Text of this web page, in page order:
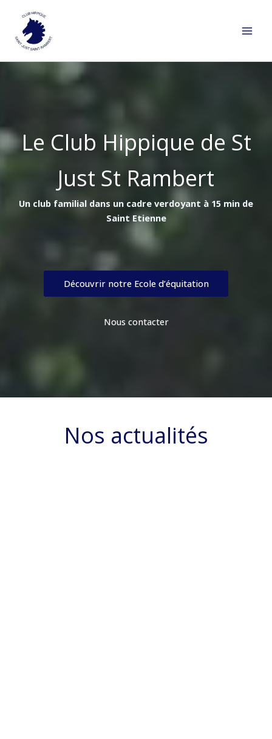
contenu
Le Club Hippique de St
Just St Rambert
Un club familial dans un cadre verdoyant à 15 min de
Saint Etienne
Découvrir notre Ecole d’équitation
Nous contacter
Nos actualités